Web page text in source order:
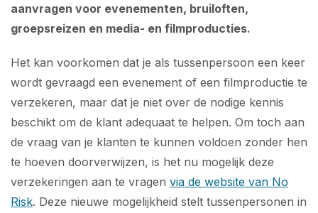
aanvragen voor evenementen, bruiloften,
groepsreizen en media- en filmproducties.
Het kan voorkomen dat je als tussenpersoon een keer
wordt gevraagd een evenement of een filmproductie te
verzekeren, maar dat je niet over de nodige kennis
beschikt om de klant adequaat te helpen. Om toch aan
de vraag van je klanten te kunnen voldoen zonder hen
te hoeven doorverwijzen, is het nu mogelijk deze
verzekeringen aan te vragen via de website van No
Risk. Deze nieuwe mogelijkheid stelt tussenpersonen in